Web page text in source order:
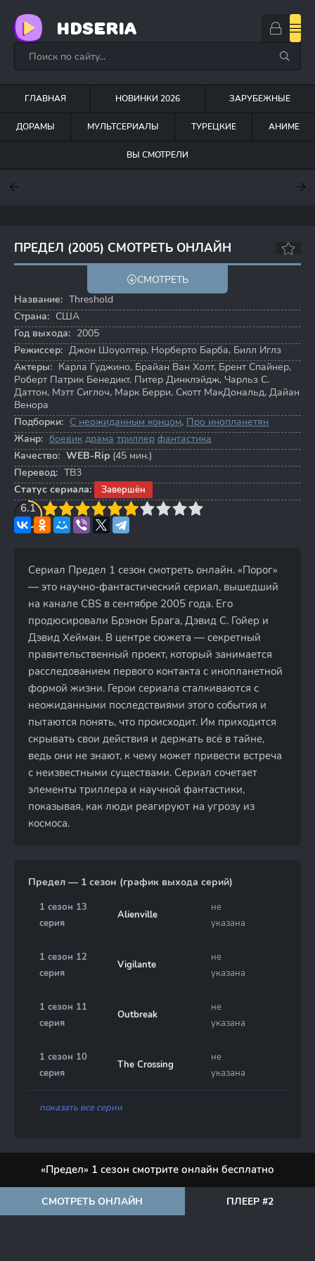
HDSERIA
ГЛАВНАЯ НОВИНКИ 2026 ЗАРУБЕЖНЫЕ
ДОРАМЫ МУЛЬТСЕРИАЛЫ ТУРЕЦКИЕ АНИМЕ
ВЫ СМОТРЕЛИ
ПРЕДЕЛ (2005) СМОТРЕТЬ ОНЛАЙН
6.9 7.2
СМОТРЕТЬ
Название: Threshold
Страна: США
Год выхода: 2005
Режиссер: Джон Шоуолтер, Норберто Барба, Билл Иглз
Актеры: Карла Гуджино, Брайан Ван Холт, Брент Спайнер,
Роберт Патрик Бенедикт, Питер Динклэйдж, Чарльз С.
Даттон, Мэтт Сиглоч, Марк Берри, Скотт МакДональд, Дайан
Венора
Подборки: С неожиданным концом, Про инопланетян
Жанр: боевик драма триллер фантастика
Качество: WEB-Rip (45 мин.)
Перевод: ТВ3
Статус сериала:
Завершён
6.1
4 5 6 7 8 9 10
Сериал Предел 1 сезон смотреть онлайн. «Порог»
— это научно-фантастический сериал, вышедший
на канале CBS в сентябре 2005 года. Его
продюсировали Брэнон Брага, Дэвид С. Гойер и
Дэвид Хейман. В центре сюжета — секретный
правительственный проект, который занимается
расследованием первого контакта с инопланетной
формой жизни. Герои сериала сталкиваются с
неожиданными последствиями этого события и
пытаются понять, что происходит. Им приходится
скрывать свои действия и держать всё в тайне,
ведь они не знают, к чему может привести встреча
с неизвестными существами. Сериал сочетает
элементы триллера и научной фантастики,
показывая, как люди реагируют на угрозу из
космоса.
Предел — 1 сезон (график выхода серий)
1 сезон 13
серия
Alienville
не
указана
1 сезон 12
серия
Vigilante
не
указана
1 сезон 11
серия
Outbreak
не
указана
1 сезон 10
серия
The Crossing
не
указана
показать все серии
«Предел» 1 сезон смотрите онлайн бесплатно
СМОТРЕТЬ ОНЛАЙН ПЛЕЕР #2